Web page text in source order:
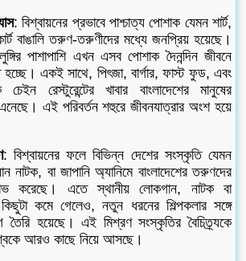
: বিশ্বায়নের প্রভাবে পাশ্চাত্য পোশাক যেমন শার্ট,
বাঙালি তরুণ-তরুণীদের মধ্যে জনপ্রিয় হয়েছে।
পাশাপাশি এখন এসব পোশাক দৈনন্দিন জীবনে
হচ্ছে। একই সাথে, পিৎজা, বার্গার, ফাস্ট ফুড, এবং
রেস্টুরেন্টের খাবার বাংলাদেশের মানুষের
এই পরিবর্তন শহুরে জীবনযাত্রার অংশ হয়ে
: বিশ্বায়নের ফলে বিভিন্ন দেশের সংস্কৃতি যেমন
নাটক, বা জাপানি অ্যানিমে বাংলাদেশের তরুণদের
করেছে। এতে স্থানীয় লোকগান, নাটক বা
কমে গেলেও, নতুন ধরনের শিল্পকলার সঙ্গে
তৈরি হয়েছে। এই মিশ্রণ সংস্কৃতির বৈচিত্র্যকে
আরও কাছে নিয়ে আসছে।